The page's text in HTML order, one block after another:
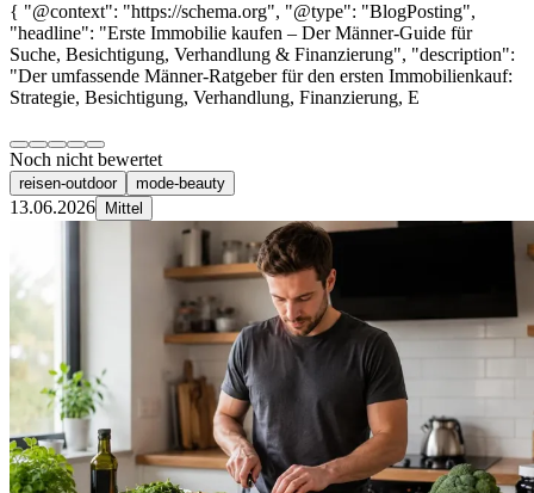
{ "@context": "https://schema.org", "@type": "BlogPosting",
"headline": "Erste Immobilie kaufen – Der Männer-Guide für
Suche, Besichtigung, Verhandlung & Finanzierung", "description":
"Der umfassende Männer-Ratgeber für den ersten Immobilienkauf:
Strategie, Besichtigung, Verhandlung, Finanzierung, E
Noch nicht bewertet
reisen-outdoor mode-beauty
13.06.2026 Mittel